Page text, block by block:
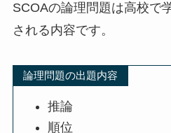
SCOAの論理問題は高校で
される内容です。
論理問題の出題内容
推論
順位